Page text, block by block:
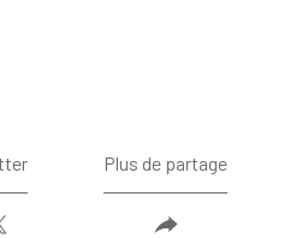
Plus de partage